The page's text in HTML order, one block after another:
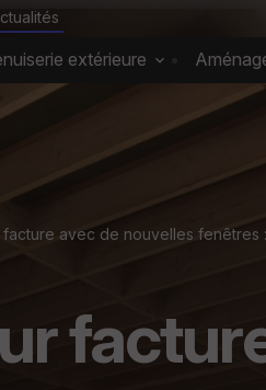
extérieure
facture avec de nouvelles